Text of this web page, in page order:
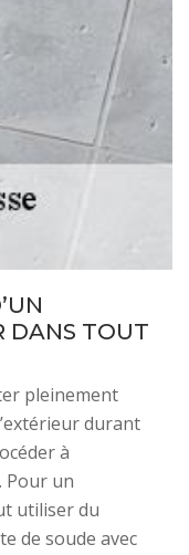
DANS TOUT
pleinement
durant
à
Pour un
utiliser du
de soude avec